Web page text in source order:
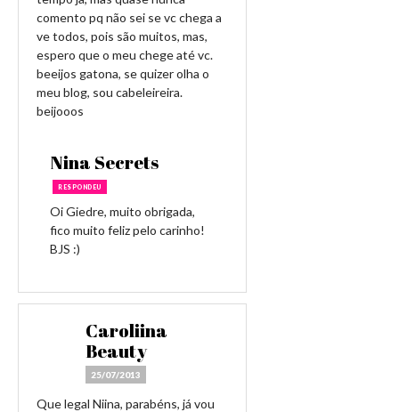
comento pq não sei se vc chega a
ve todos, pois são muitos, mas,
espero que o meu chege até vc.
beeijos gatona, se quizer olha o
meu blog, sou cabeleireira.
beijooos
Nina Secrets
RESPONDEU
Oi Giedre, muito obrigada,
fico muito feliz pelo carinho!
BJS :)
Caroliina
Beauty
25/07/2013
Que legal Niina, parabéns, já vou